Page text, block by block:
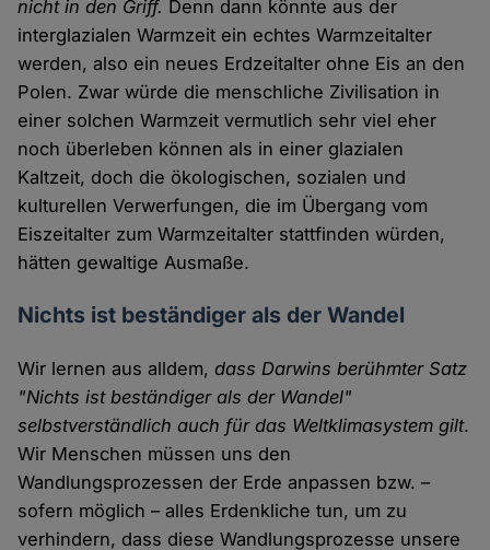
nicht in den Griff. Denn dann könnte aus der
interglazialen Warmzeit ein echtes Warmzeitalter
werden, also ein neues Erdzeitalter ohne Eis an den
Polen. Zwar würde die menschliche Zivilisation in
einer solchen Warmzeit vermutlich sehr viel eher
noch überleben können als in einer glazialen
Kaltzeit, doch die ökologischen, sozialen und
kulturellen Verwerfungen, die im Übergang vom
Eiszeitalter zum Warmzeitalter stattfinden würden,
hätten gewaltige Ausmaße.
Nichts ist beständiger als der Wandel
Wir lernen aus alldem,dass Darwins berühmter Satz
"Nichts ist beständiger als der Wandel"
selbstverständlich auch für das Weltklimasystem gilt.
Wir Menschen müssen uns den
Wandlungsprozessen der Erde anpassen bzw. –
sofern möglich – alles Erdenkliche tun, um zu
verhindern, dass diese Wandlungsprozesse unsere